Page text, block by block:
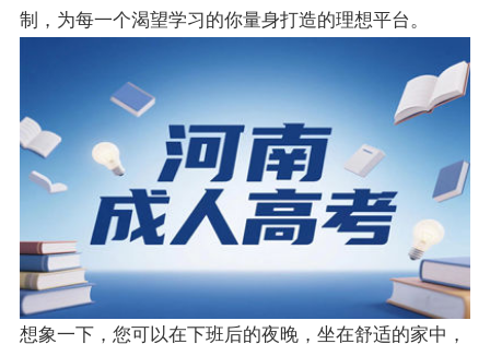
制，为每一个渴望学习的你量身打造的理想平台。
想象一下，您可以在下班后的夜晚，坐在舒适的家中，